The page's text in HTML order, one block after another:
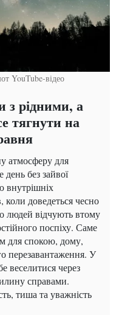
YouTube-відео
з рідними, а
тягнути на
атмосферу для
день без зайвої
внутрішніх
коли доведеться чесно
людей відчують втому
поспіху. Саме
для спокою, дому,
перезавантаження. У
веселитися через
справами.
тиша та уважність